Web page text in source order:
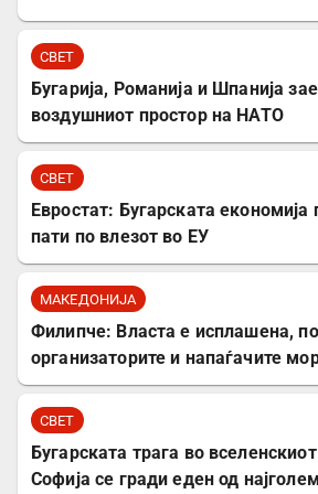
СВЕТ
Бугарија, Романија и Шпанија
воздушниот простор на НАТО
СВЕТ
Евростат: Бугарската економија
пати по влезот во ЕУ
МАКЕДОНИЈА
Филипче: Власта е исплашена,
организаторите и напаѓачите
СВЕТ
Бугарската трага во
Софија се гради еден од